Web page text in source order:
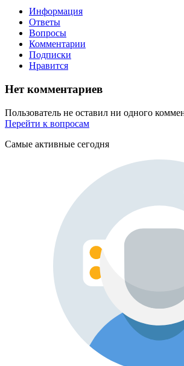
Информация
Ответы
Вопросы
Комментарии
Подписки
Нравится
Нет комментариев
Пользователь не оставил ни одного
Перейти к вопросам
Самые активные сегодня